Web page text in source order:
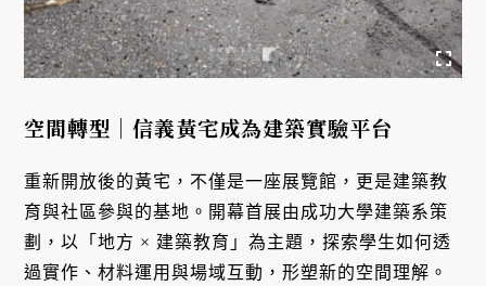
空間轉型｜信義黃宅成為建築實驗平台
重新開放後的黃宅，不僅是一座展覽館，更是建築教
育與社區參與的基地。開幕首展由成功大學建築系策
劃，以「地方 × 建築教育」為主題，探索學生如何透
過實作、材料運用與場域互動，形塑新的空間理解。